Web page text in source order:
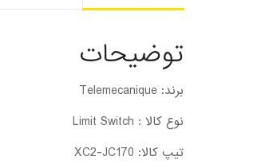
توضیحات
برند: Telemecanique
نوع کالا : Limit Switch
تیپ کالا: XC2-JC170